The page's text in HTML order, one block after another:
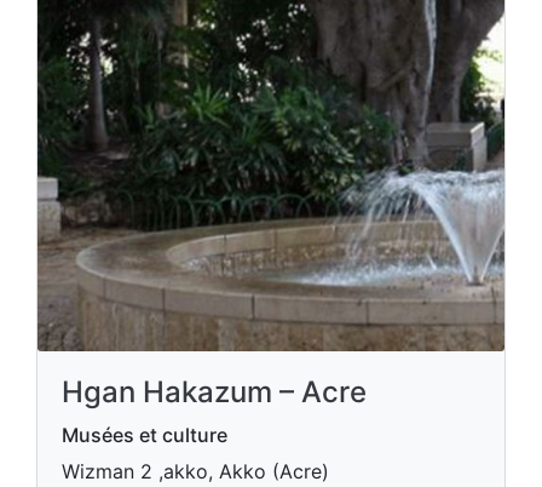
Hgan Hakazum – Acre
Musées et culture
Wizman 2 ,akko, Akko (Acre)